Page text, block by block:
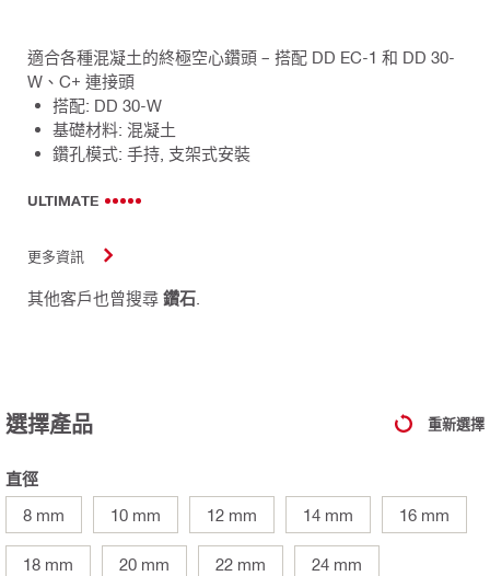
適合各種混凝土的終極空心鑽頭 – 搭配 DD EC-1 和 DD 30-
W、C+ 連接頭
搭配: DD 30-W
基礎材料: 混凝土
鑽孔模式: 手持, 支架式安裝
ULTIMATE
更多資訊
其他客戶也曾搜尋 鑽石
選擇產品 重新選擇
直徑
8 mm
10 mm 12 mm 14 mm 16 mm
18 mm 20 mm 22 mm 24 mm